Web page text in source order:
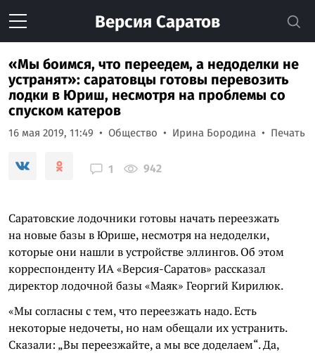
Версия Саратов
«Мы боимся, что переедем, а недоделки не
устранят»: саратовцы готовы перевозить
лодки в Юриш, несмотря на проблемы со
спуском катеров
16 мая 2019, 11:49 Общество Ирина Бородина Печать
1 942
Саратовские лодочники готовы начать переезжать
на новые базы в Юрише, несмотря на недоделки,
которые они нашли в устройстве эллингов. Об этом
корреспонденту ИА «Версия-Саратов» рассказал
директор лодочной базы «Маяк» Георгий Кирилюк.
«Мы согласны с тем, что переезжать надо. Есть
некоторые недочеты, но нам обещали их устранить.
Сказали: „Вы переезжайте, а мы все доделаем“. Да,